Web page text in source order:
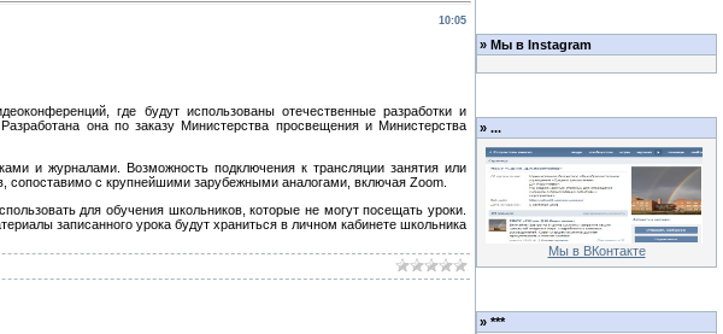
10:05
где будут использованы отечественные разработки и
она по заказу Министерства просвещения и Министерства
и журналами. Возможность подключения к трансляции занятия или
сопоставимо с крупнейшими зарубежными аналогами, включая Zoom.
для обучения школьников, которые не могут посещать уроки.
записанного урока будут храниться в личном кабинете школьника
» Мы в Instagram
» ...
Мы в ВКонтакте
» ***